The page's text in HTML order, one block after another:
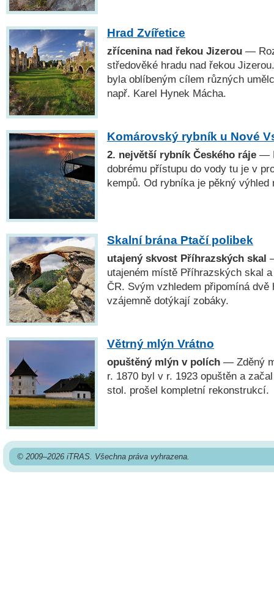
Hrad Zvířetice
zřícenina nad řekou Jizerou —
středověké hradu nad řekou
byla oblíbeným cílem různých
např. Karel Hynek Mácha.
Komárovský rybník u Nové
2. největší rybník Českého ráje —
dobrému přístupu do vody tu je v
kempů. Od rybníka je pěkný
Skalní brána Ptačí polibek
utajený skvost Příhrazských skal
utajeném místě Příhrazských skal
ČR. Svým vzhledem připomíná
vzájemně dotýkají zobáky.
Větrný mlýn Vrátno
opuštěný mlýn v polích — Zděný
r. 1870 byl v r. 1923 opuštěn a
stol. prošel kompletní rekonstrukcí.
© 2009–2026 iTRAS. Všechna práva vyhrazena.